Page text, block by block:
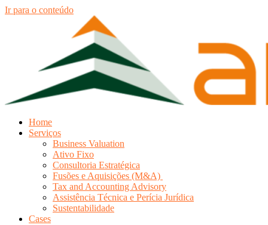
Ir para o conteúdo
Home
Serviços
Business Valuation
Ativo Fixo
Consultoria Estratégica
Fusões e Aquisições (M&A)
Tax and Accounting Advisory
Assistência Técnica e Perícia Jurídica
Sustentabilidade
Cases